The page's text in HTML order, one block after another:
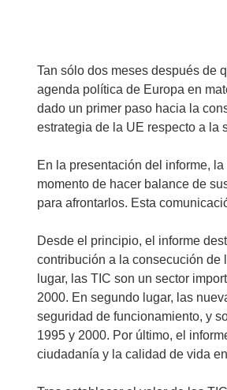
Tan sólo dos meses después de
agenda política de Europa en
dado un primer paso hacia la
estrategia de la UE respecto a la
En la presentación del informe,
momento de hacer balance de
para afrontarlos. Esta
Desde el principio, el informe
contribución a la consecución de
lugar, las TIC son un sector
2000. En segundo lugar, las
seguridad de funcionamiento, y
1995 y 2000. Por último, el
ciudadanía y la calidad de vida